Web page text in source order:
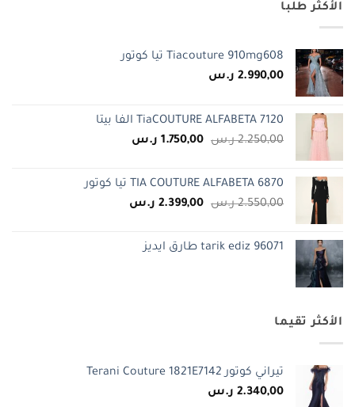
الأكثر طلبا
Tiacouture 910mg608 تيا كوتور
2.990,00 ر.س
TiaCOUTURE ALFABETA 7120 الفا بيتا
2.250,00 ر.س السعر
2.250,00 ر.س.
1.750,00 ر.سالسعر
1.750,00 ر.س.TIA COUTURE ALFABETA 6870 تيا كوتور
2.550,00 ر.س السعر
2.550,00 ر.س.
2.399,00 ر.سالسعر
tarik ediz 96071 طارق ايديز
الأكثر تقيما
تيراني كوتور Terani Couture 1821E7142
2.340,00 ر.س